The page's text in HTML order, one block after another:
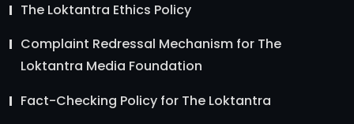
The Loktantra Ethics Policy
Complaint Redressal Mechanism for The
Loktantra Media Foundation
Fact-Checking Policy for The Loktantra